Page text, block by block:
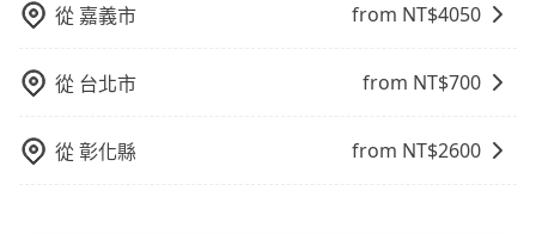
從 嘉義市 from NT$4050
從 台北市 from NT$700
從彰化縣 from NT$2600